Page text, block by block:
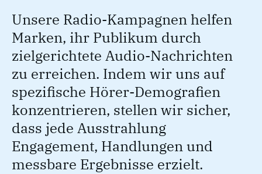
Unsere Radio-Kampagnen helfen
Marken, ihr Publikum durch
zielgerichtete Audio-Nachrichten
zu erreichen. Indem wir uns auf
spezifische Hörer-Demografien
konzentrieren, stellen wir sicher,
dass jede Ausstrahlung
Engagement, Handlungen und
messbare Ergebnisse erzielt.